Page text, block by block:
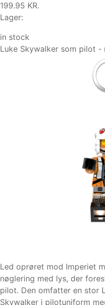
199.95 KR.
Lager:
in stock
Luke Skywalker som pilot
Led oprøret mod Imperiet
nøglering med lys, der
pilot. Den omfatter en stor
Skywalker i pilotuniform